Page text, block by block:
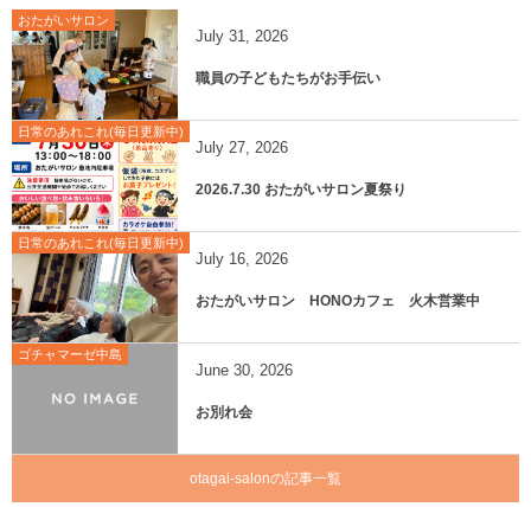
おたがいサロン
July 31, 2026
職員の子どもたちがお手伝い
日常のあれこれ(毎日更新中)
July 27, 2026
2026.7.30 おたがいサロン夏祭り
日常のあれこれ(毎日更新中)
July 16, 2026
おたがいサロン HONOカフェ 火木営業中
ゴチャマーゼ中島
June 30, 2026
お別れ会
otagai-salonの記事一覧